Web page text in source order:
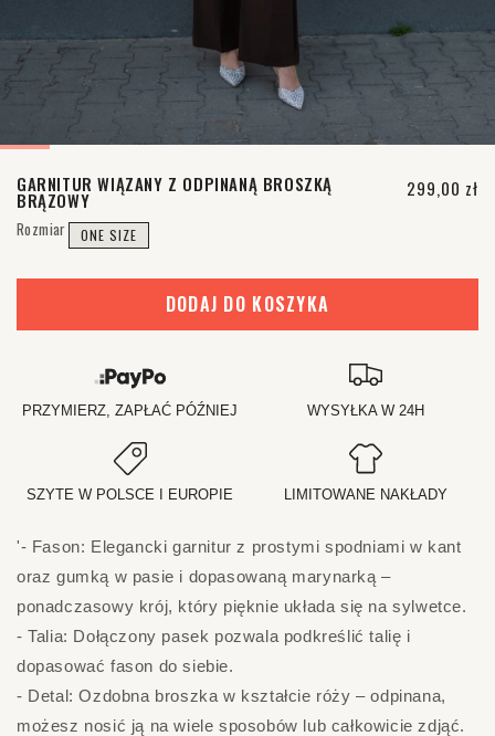
GARNITUR WIĄZANY Z ODPINANĄ BROSZKĄ
BRĄZOWY Cena
299,00 zł
Rozmiar ONE SIZE
DODAJ DO KOSZYKA
PRZYMIERZ, ZAPŁAĆ PÓŹNIEJ WYSYŁKA W 24H
SZYTE W POLSCE I EUROPIE LIMITOWANE NAKŁADY
'- Fason: Elegancki garnitur z prostymi spodniami w kant
oraz gumką w pasie i dopasowaną marynarką –
ponadczasowy krój, który pięknie układa się na sylwetce.
- Talia: Dołączony pasek pozwala podkreślić talię i
dopasować fason do siebie.
- Detal: Ozdobna broszka w kształcie róży – odpinana,
możesz nosić ją na wiele sposobów lub całkowicie zdjąć.